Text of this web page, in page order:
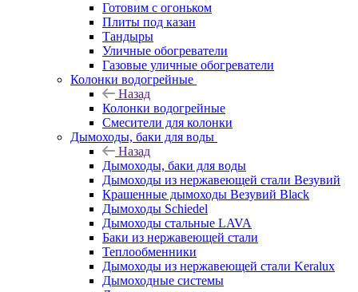
Готовим с огоньком
Плиты под казан
Тандыры
Уличные обогреватели
Газовые уличные обогреватели
Колонки водогрейные
Назад
Колонки водогрейные
Смесители для колонки
Дымоходы, баки для воды
Назад
Дымоходы, баки для воды
Дымоходы из нержавеющей стали Везувий
Крашенные дымоходы Везувий Black
Дымоходы Schiedel
Дымоходы стальные LAVA
Баки из нержавеющей стали
Теплообменники
Дымоходы из нержавеющей стали Keralux
Дымоходные системы